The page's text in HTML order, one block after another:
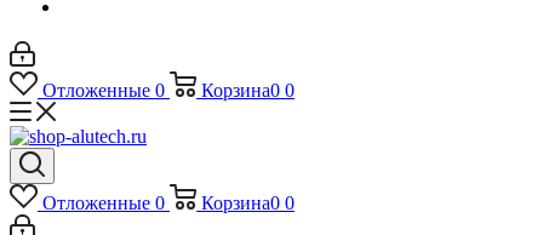
Отложенные 0 Корзина0 0
Отложенные 0 Корзина0 0